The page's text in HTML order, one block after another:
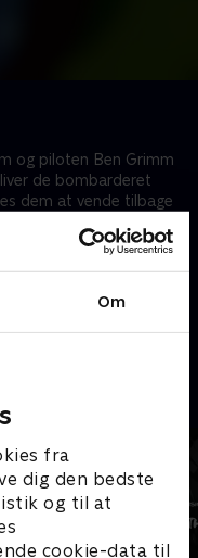
Om
fra
dig den bedste
og til at
cookie-data til
og piloten Ben Grimm
de bombarderet
dem at vende tilbage
at udnytte de nye
Galactus.